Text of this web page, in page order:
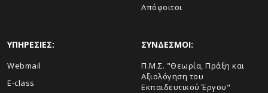
Απόφοιτοι
ΥΠΗΡΕΣΙΕΣ:
Webmail
E-class
ΣΥΝΔΕΣΜΟΙ:
Π.Μ.Σ. "Θεωρία, Πράξη και
Αξιολόγηση του
Εκπαιδευτικού Έργου"